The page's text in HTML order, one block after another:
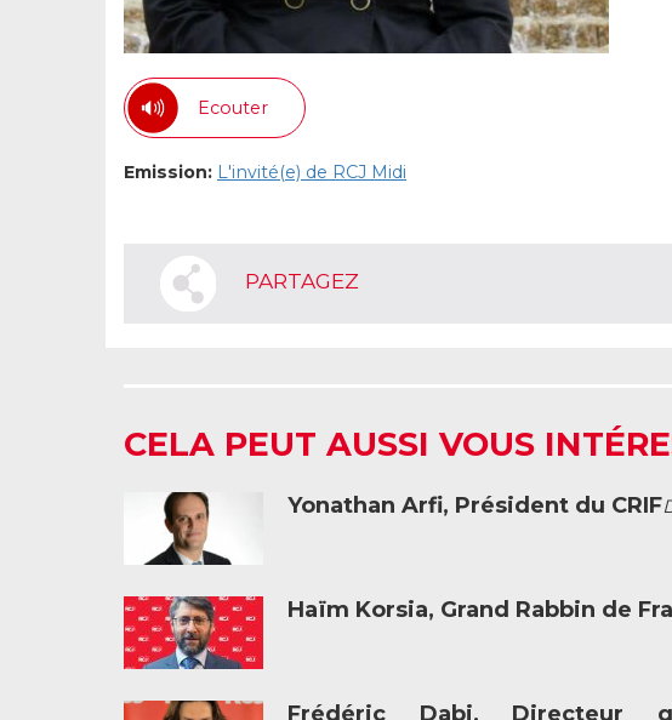
Ecouter
Emission: L'invité(e) de RCJ Midi
PARTAGEZ
CELA PEUT AUSSI VOUS
Yonathan Arfi, Président du CRIF
Haïm Korsia, Grand Rabbin de
Frédéric Dabi, Directeur